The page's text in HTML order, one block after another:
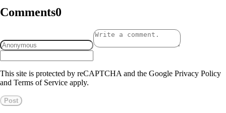
Comments0
This site is protected by reCAPTCHA and the Google Privacy Policy
and Terms of Service apply.
Post